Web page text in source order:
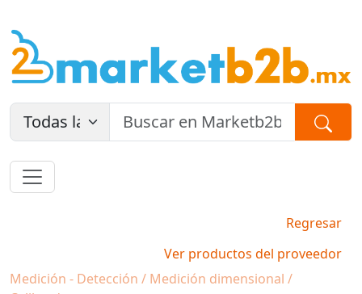
Regresar
Ver productos del proveedor
Medición - Detección / Medición dimensional /